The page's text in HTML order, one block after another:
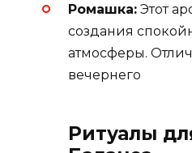
Ромашка: Этот
создания
атмосферы.
вечернего
Ритуалы